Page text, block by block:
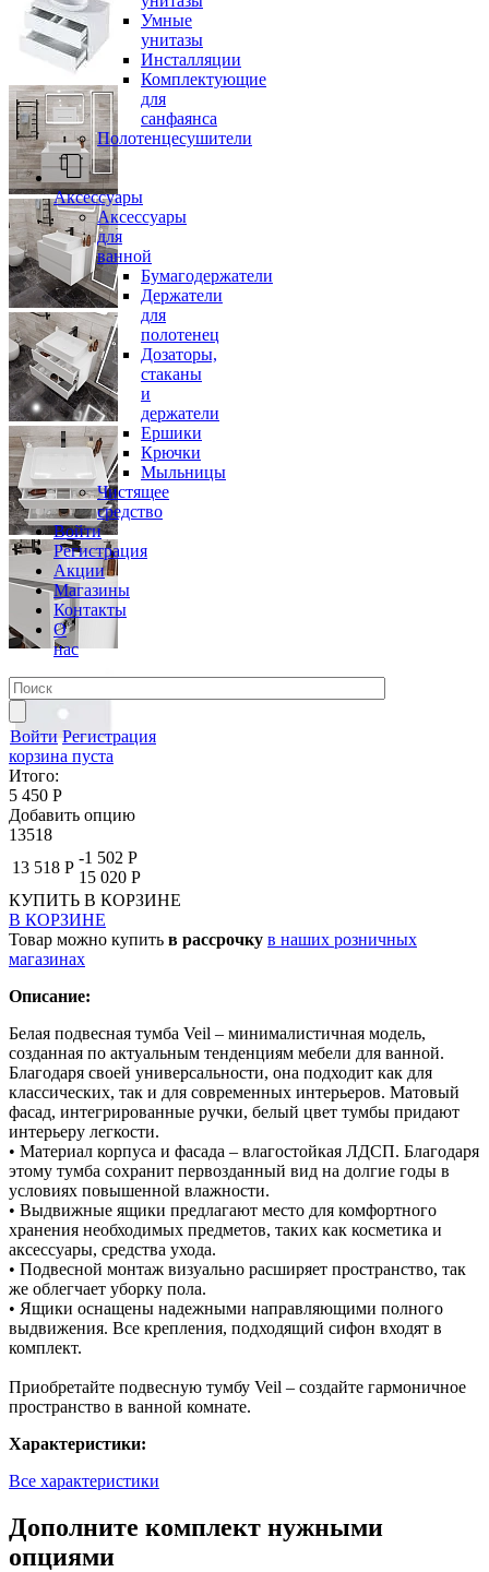
Умные
унитазы
Инсталляции
Комплектующие
для
санфаянса
Полотенцесушители
Аксессуары
Аксессуары
для
ванной
Бумагодержатели
Держатели
для
полотенец
Дозаторы,
стаканы
и
держатели
Ершики
Крючки
Мыльницы
Чистящее
средство
Войти
Регистрация
Акции
Магазины
Контакты
О
нас
Войти Регистрация
корзина пуста
Итого:
5 450 Р
Добавить опцию
13518
13 518 Р
-1 502 Р
15 020 Р
КУПИТЬ В КОРЗИНЕ
В КОРЗИНЕ
Товар можно купить в рассрочку в наших розничных
магазинах
Описание:
Белая подвесная тумба Veil – минималистичная модель,
созданная по актуальным тенденциям мебели для ванной.
Благодаря своей универсальности, она подходит как для
классических, так и для современных интерьеров. Матовый
фасад, интегрированные ручки, белый цвет тумбы придают
интерьеру легкости.
• Материал корпуса и фасада – влагостойкая ЛДСП. Благодаря
этому тумба сохранит первозданный вид на долгие годы в
условиях повышенной влажности.
• Выдвижные ящики предлагают место для комфортного
хранения необходимых предметов, таких как косметика и
аксессуары, средства ухода.
• Подвесной монтаж визуально расширяет пространство, так
же облегчает уборку пола.
• Ящики оснащены надежными направляющими полного
выдвижения. Все крепления, подходящий сифон входят в
комплект.
Приобретайте подвесную тумбу Veil – создайте гармоничное
пространство в ванной комнате.
Характеристики:
Все характеристики
Дополните комплект нужными
опциями